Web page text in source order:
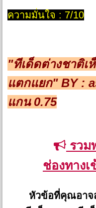
ความมั่นใจ : 7/10
"ทีเด็ดต่างชาติเ
แตกแยก" BY :
แกน0.75
รวม
ช่องทาง
หัวข้อที่คุณอาจ